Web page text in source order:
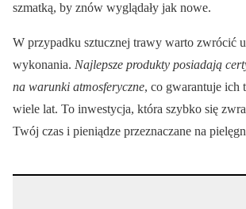
szmatką, by znów wyglądały jak nowe.
W przypadku sztucznej trawy warto zwrócić
wykonania. Najlepsze produkty posiadają
na warunki atmosferyczne, co gwarantuje ich
wiele lat. To inwestycja, która szybko się
Twój czas i pieniądze przeznaczane na